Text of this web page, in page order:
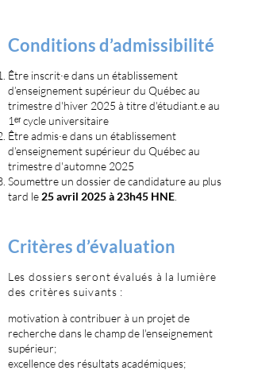
Conditions d’admissibilité
Être inscrit·e dans un établissement
d’enseignement supérieur du Québec au
trimestre d'hiver 2025 à titre d'étudiant.e au
1ᵉʳ cycle universitaire
Être admis·e dans un établissement
d’enseignement supérieur du Québec au
trimestre d'automne 2025
Soumettre un dossier de candidature au plus
tard le 25 avril 2025à 23h45 HNE
Critères d’évaluation
Les dossiers seront évalués à la lumière
des critères suivants :
motivation à contribuer à un projet de
recherche dans le champ de l'enseignement
supérieur;
excellence des résultats académiques;